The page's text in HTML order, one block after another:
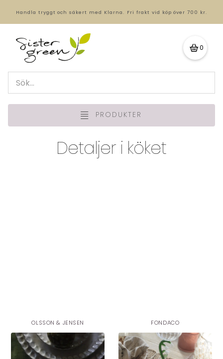
Handla tryggt och säkert med Klarna. Fri frakt vid köp över 700 kr.
0
PRODUKTER
Detaljer i köket
OLSSON & JENSEN FONDACO